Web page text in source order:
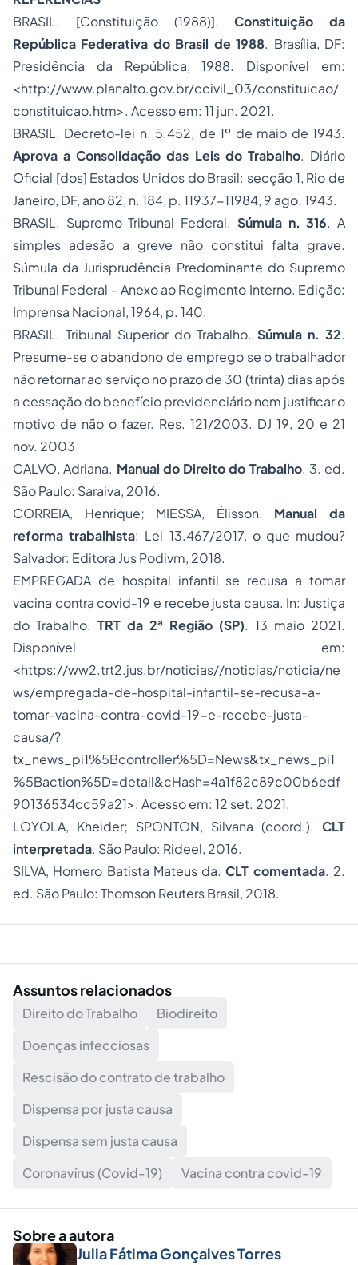
BRASIL. [Constituição (1988)].Constituição da
República Federativa do Brasil de 1988. Brasília, DF:
Presidência da República, 1988. Disponível em:
<http://www.planalto.gov.br/ccivil_03/constituicao/
constituicao.htm>. Acesso em: 11 jun. 2021.
BRASIL. Decreto-lei n. 5.452, de 1º de maio de 1943.
Aprova a Consolidação das Leis do Trabalho. Diário
Oficial [dos] Estados Unidos do Brasil: secção 1, Rio de
Janeiro, DF, ano 82, n. 184, p. 11937-11984, 9 ago. 1943.
BRASIL. Supremo Tribunal Federal. Súmula n. 316. A
simples adesão a greve não constitui falta grave.
Súmula da Jurisprudência Predominante do Supremo
Tribunal Federal – Anexo ao Regimento Interno. Edição:
Imprensa Nacional, 1964, p. 140.
BRASIL. Tribunal Superior do Trabalho. Súmula n. 32.
Presume-se o abandono de emprego se o trabalhador
não retornar ao serviço no prazo de 30 (trinta) dias após
a cessação do benefício previdenciário nem justificar o
motivo de não o fazer. Res. 121/2003. DJ 19, 20 e 21
nov. 2003
CALVO, Adriana. Manual do Direito do Trabalho. 3. ed.
São Paulo: Saraiva, 2016.
CORREIA, Henrique; MIESSA, Élisson. Manual da
reforma trabalhista: Lei 13.467/2017, o que mudou?
Salvador: Editora Jus Podivm, 2018.
EMPREGADA de hospital infantil se recusa a tomar
vacina contra covid-19 e recebe justa causa. In: Justiça
do Trabalho. TRT da 2ª Região (SP). 13 maio 2021.
Disponível em:
<https://ww2.trt2.jus.br/noticias//noticias/noticia/ne
ws/empregada-de-hospital-infantil-se-recusa-a-
tomar-vacina-contra-covid-19-e-recebe-justa-
causa/?
tx_news_pi1%5Bcontroller%5D=News&tx_news_pi1
%5Baction%5D=detail&cHash=4a1f82c89c00b6edf
90136534cc59a21>. Acesso em: 12 set. 2021.
LOYOLA, Kheider; SPONTON, Silvana (coord.). CLT
interpretada. São Paulo: Rideel, 2016.
SILVA, Homero Batista Mateus da.CLT comentada. 2.
ed. São Paulo: Thomson Reuters Brasil, 2018.
Assuntos relacionados
Direito do Trabalho
Biodireito
Doenças infecciosas
Rescisão do contrato de trabalho
Dispensa por justa causa
Dispensa sem justa causa
Coronavírus (Covid-19)
Vacina contra covid-19
Sobre a autora
Julia Fátima Gonçalves Torres